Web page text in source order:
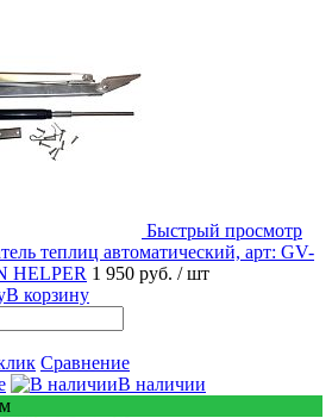
Быстрый просмотр
теплиц автоматический, арт: GV-
HELPER 1 950 руб. / шт
В корзину
Сравнение
В наличии